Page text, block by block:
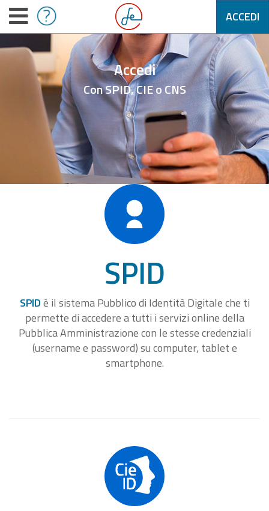
ACCEDI
Accedi
Con SPID, CIE o CNS
SPID
SPIDè il sistema Pubblico di Identità Digitale che ti
permette di accedere a tutti i servizi online della
Pubblica Amministrazione con le stesse credenziali
(username e password) su computer, tablet e
smartphone.